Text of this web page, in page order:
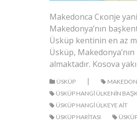
Makedonca Скопjе yani
Makedonya’nın
Üsküp kentinin en az
Üsküp,
almaktadır. Kosova
ÜSKÜP |
ÜSKÜP HANGI ÜLKENIN
ÜSKÜP HANGI ÜLKEYE AIT
ÜSKÜP HARITASI